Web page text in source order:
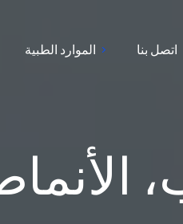
الموارد الطبية اتصل بنا